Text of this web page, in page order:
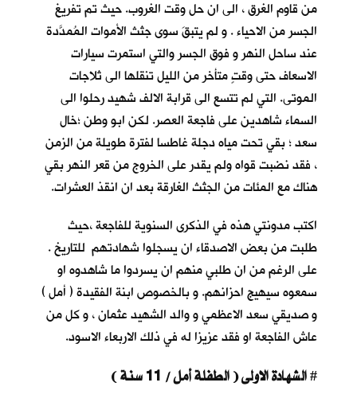
من قاوم الغرق ، الى ان حل وقت الغروب. حيث تم تفريغ
الجسر من الاحياء . و لم يتبقَ سوى جثث الأموات المُمدَّدة
عند ساحل النهر و فوق الجسر والتي استمرت سيارات
الاسعاف حتى وقتٍ متأخر من الليل تنقلها الى ثلاجات
الموتى. التي لم تتسع الى قرابة الالف شهيد رحلوا الى
السماء شاهدين على فاجعة العصر. لكن ابو وطن ؛خال
سعد ؛ بقي تحت مياه دجلة غاطسا لفترة طويلة من الزمن
، فقد نضبت قواه ولم يقدر على الخروج من قعر النهر بقي
هناك مع المئات من الجثث الغارقة بعد ان انقذ العشرات.
اكتب مدونتي هذه في الذكرى السنوية للفاجعة ،حيث
طلبت من بعض الاصدقاء ان يسجلوا شهادتهم للتاريخ .
على الرغم من ان طلبي منهم ان يسردوا ما شاهدوه او
سمعوه سيهيج احزانهم. و بالخصوص ابنة الفقيدة ( أمل )
و صديقي سعد الاعظمي و والد الشهيد عثمان ، و كل من
عاش الفاجعة او فقد عزيزا له في ذلك الاربعاء الاسود.
#